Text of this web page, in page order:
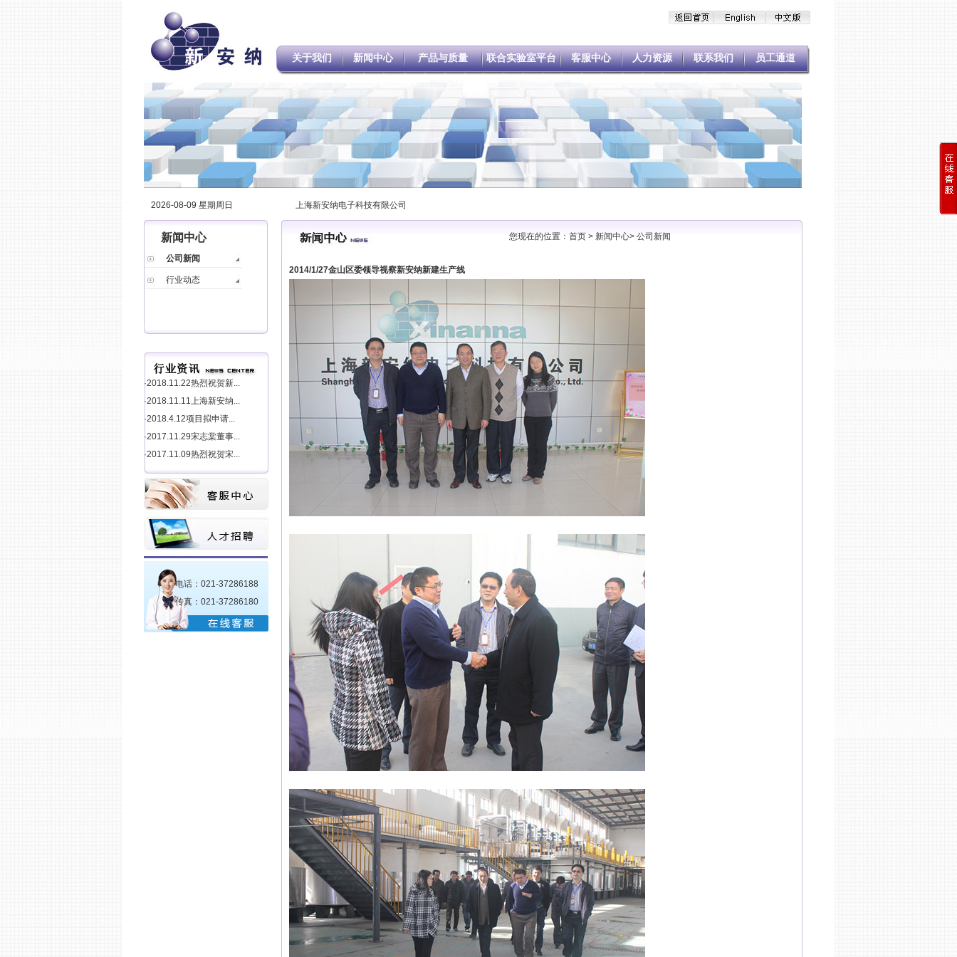
关于我们 新闻中心 产品与质量 联合实验室平台 客服中心 人力资源 联系我们 员工通道
2026-08-09 星期周日 上海新安纳电子科技有限公司
新闻中心
公司新闻
行业动态
·2018.11.22热烈祝贺新...
·2018.11.11上海新安纳...
·2018.4.12项目拟申请...
·2017.11.29宋志棠董事...
·2017.11.09热烈祝贺宋...
电话：021-37286188
传真：021-37286180
您现在的位置： 首页 > 新闻中心> 公司新闻
2014/1/27金山区委领导视察新安纳新建生产线